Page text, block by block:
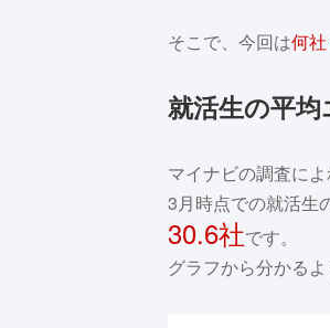
そこで、今回は何
就活生の平
マイナビの調査によ
3月時点での就活生
30.6社です。
グラフから分かる